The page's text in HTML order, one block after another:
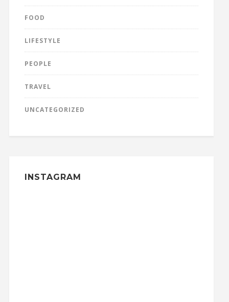
FOOD
LIFESTYLE
PEOPLE
TRAVEL
UNCATEGORIZED
INSTAGRAM